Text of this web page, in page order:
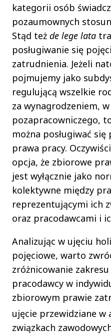
kategorii osób
pozaumownych
Stąd też de lege lata
posługiwanie się
zatrudnienia. Jeżeli
pojmujemy jako
regulującą wszelkie
za wynagrodzeniem,
pozapracowniczego,
można posługiwać
prawa pracy.
opcja, że zbiorowe
jest wyłącznie jako
kolektywne między
reprezentującymi ich
oraz pracodawcami i
Analizując w ujęciu
pojęciowe, warto
zróżnicowanie
pracodawcy w
zbiorowym prawie
ujęcie przewidziane w
związkach